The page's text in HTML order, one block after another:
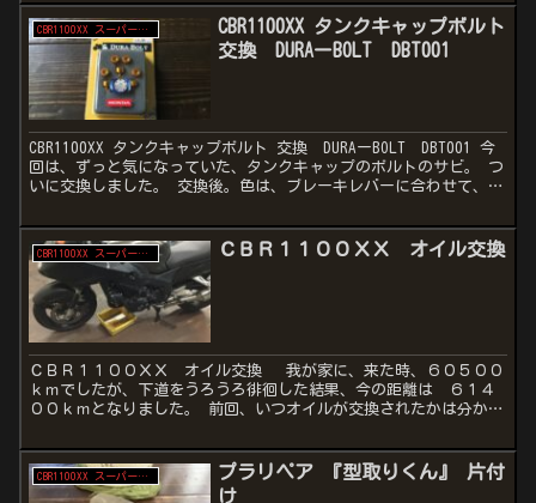
CBR1100XX スーパーブラックバード
CBR1100XX タンクキャップボルト
交換 DURAーBOLT DBT001
CBR1100XX タンクキャップボルト 交換 DURAーBOLT DBT001 今
回は、ずっと気になっていた、タンクキャップのボルトのサビ。 つ
いに交換しました。 交換後。色は、ブレーキレバーに合わせて、ゴ
CBR1100XX スーパーブラックバード ＣＢＲ１１００ＸＸ オイル交換
ＣＢＲ１１００ＸＸ オイル交換 我が家に、来た時、６０５００
ｋｍでしたが、下道をうろうろ徘徊した結果、今の距離は ６１４
００ｋｍとなりました。 前回、いつオイルが交換されたかは分から
CBR1100XX スーパーブラックバード
プラリペア 『型取りくん』 片付
け